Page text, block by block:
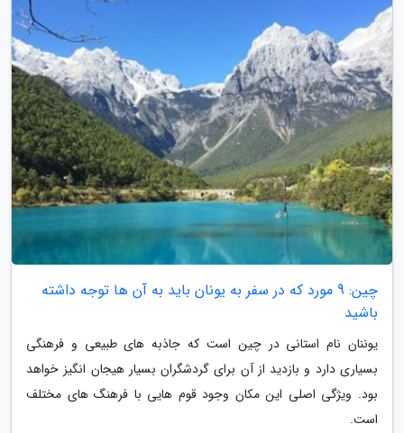
چین: 9 مورد که در سفر به یونان باید به آن ها توجه داشته
باشید
یوننان نام استانی در چین است که جاذبه های طبیعی و فرهنگی
بسیاری دارد و بازدید از آن برای گردشگران بسیار هیجان انگیز خواهد
بود. ویژگی اصلی این مکان وجود قوم هایی با فرهنگ های مختلف
است.